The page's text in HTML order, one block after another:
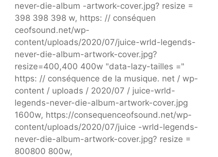
never-die-album -artwork-cover.jpg? resize =
398 398 398 w, https: // conséquen
ceofsound.net/wp-
content/uploads/2020/07/juice-wrld-legends-
never-die-album-artwork-cover.jpg?
resize=400,400 400w "data-lazy-tailles ="
https: // conséquence de la musique. net / wp-
content / uploads / 2020/07 / juice-wrld-
legends-never-die-album-artwork-cover.jpg
1600w, https://consequenceofsound.net/wp-
content/uploads/2020/07/juice -wrld-legends-
never-die-album-artwork-cover.jpg? resize =
800800 800w,